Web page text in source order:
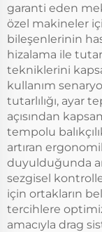
garanti eden
özel makineler
bileşenlerinin
hizalama ile
tekniklerini
kullanım
tutarlılığı, ayar
açısından
tempolu
artıran
duyulduğunda
sezgisel
için ortakların
tercihlere
amacıyla drag